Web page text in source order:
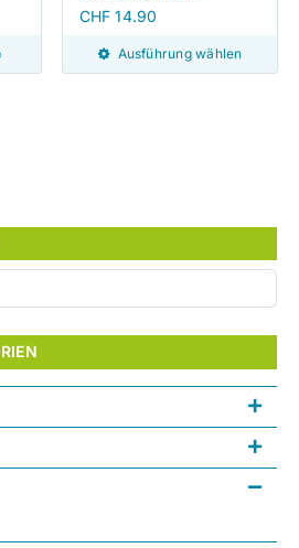
CHF 14.90
Ausführung wählen